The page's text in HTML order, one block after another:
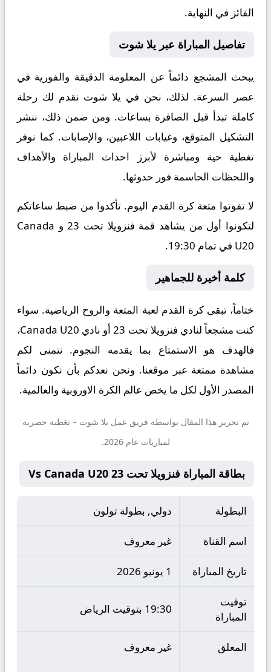
الفائز في النهاية.
تفاصيل المباراة عبر يلا شوت
يبحث المشجع دائماً عن المعلومة الدقيقة والفورية في
عصر السرعة. لذلك، نحن في يلا شوت نقدم لك رحلة
كاملة تبدأ قبل الصافرة بساعات. ومن ضمن ذلك، ننشر
التشكيل المتوقع، وغيابات اللاعبين، والإصابات. كما نوفر
تغطية حية ومباشرة لأبرز احداث المباراة والأهداف
واللحظات الحاسمة فور حدوثها.
لا تفوتوا متعة كرة القدم اليوم. تأكدوا من ضبط ساعاتكم
لتكونوا أول من يشاهد قمة فنزويلا تحت 23 و Canada
U20 في تمام 19:30.
كلمة أخيرة للجماهير
ختاماً، تبقى كرة القدم لعبة المتعة والروح الرياضية. سواء
كنت مشجعاً لنادي فنزويلا تحت 23 أو نادي Canada U20،
فالهدف هو الاستمتاع بما يقدمه النجوم. نتمنى لكم
مشاهدة ممتعة عبر موقعنا. ونحن نعدكم بأن نكون دائماً
المصدر الأول لكل ما يخص عالم الكرة الاوروبية والعالمية.
تم تحرير هذا المقال بواسطة فريق عمل يلا شوت – تغطية حصرية
لمباريات عام 2026.
بطاقة المباراة فنزويلا تحت 23 Vs Canada U20
البطولة دولي, بطولة تولون
اسم القناة غير معروف
تاريخ المباراة 1 يونيو 2026
توقيت
المباراة
19:30 بتوقيت الرياض
المعلق غير معروف